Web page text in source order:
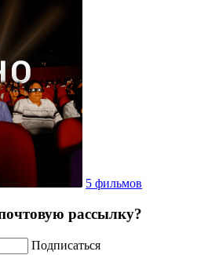
5 фильмов
рассылку?
Подписаться